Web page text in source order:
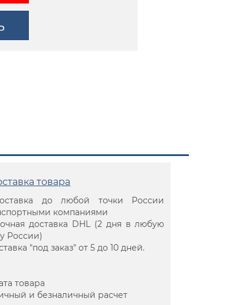
товара
до любой точки России
компаниями
доставка DHL (2 дня в любую
России)
"под заказ" от 5 до 10 дней.
товара
и безналичный расчет